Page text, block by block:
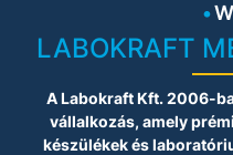
LABOKRAFT
A Labokraft Kft. 2006-
vállalkozás, amely
készülékek és